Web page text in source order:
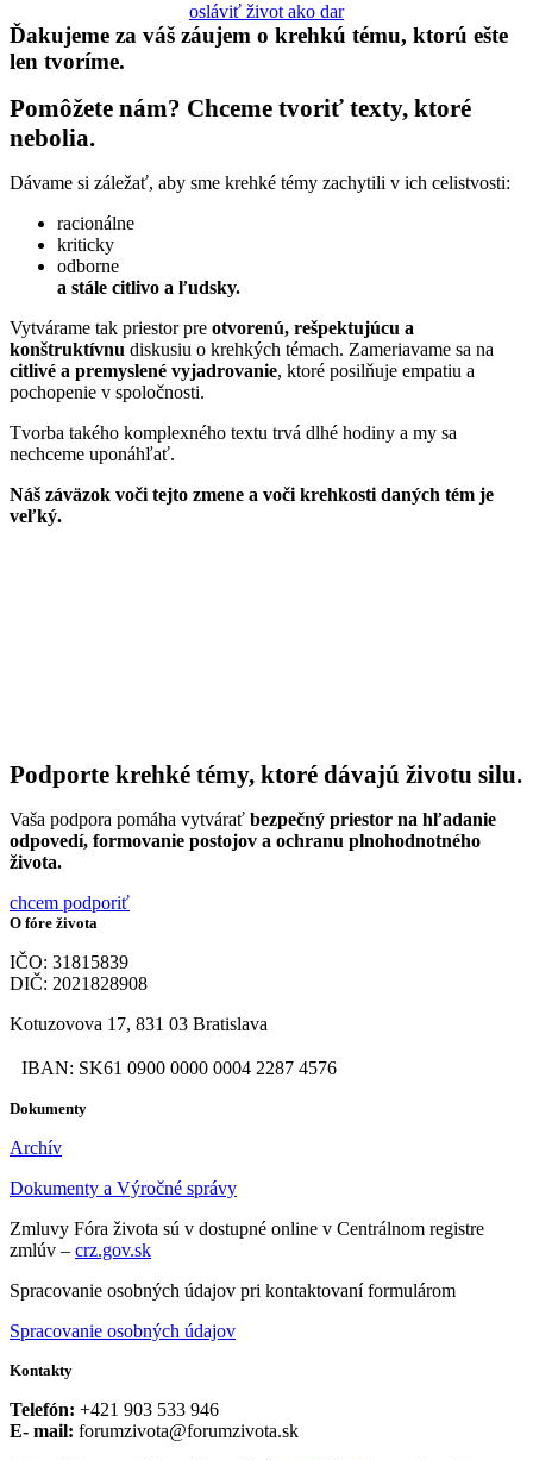
osláviť život ako dar
Ďakujeme za váš záujem o krehkú tému, ktorú ešte
len tvoríme.
Pomôžete nám? Chceme tvoriť texty, ktoré
nebolia.
Dávame si záležať, aby sme krehké témy zachytili v ich celistvosti:
racionálne
kriticky
odborne
a stále citlivo a ľudsky.
Vytvárame tak priestor pre otvorenú, rešpektujúcu a
konštruktívnu diskusiu o krehkých témach. Zameriavame sa na
citlivé a premyslené vyjadrovanie, ktoré posilňuje empatiu a
pochopenie v spoločnosti.
Tvorba takého komplexného textu trvá dlhé hodiny a my sa
nechceme uponáhľať.
Náš záväzok voči tejto zmene a voči krehkosti daných tém je
veľký.
Podporte krehké témy, ktoré dávajú životu silu.
Vaša podpora pomáha vytvárať bezpečný priestor na hľadanie
odpovedí, formovanie postojov a ochranu plnohodnotného
života.
chcem podporiť
O fóre života
IČO: 31815839
DIČ: 2021828908
Kotuzovova 17, 831 03 Bratislava
IBAN: SK61 0900 0000 0004 2287 4576
Dokumenty
Archív
Dokumenty a Výročné správy
Zmluvy Fóra života sú v dostupné online v Centrálnom registre
zmlúv – crz.gov.sk
Spracovanie osobných údajov pri kontaktovaní formulárom
Spracovanie osobných údajov
Kontakty
Telefón: +421 903 533 946
E- mail: forumzivota@forumzivota.sk